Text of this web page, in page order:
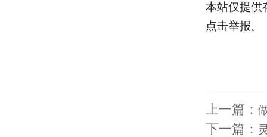
本站仅提供
点击举报。
上一篇：
下一篇：